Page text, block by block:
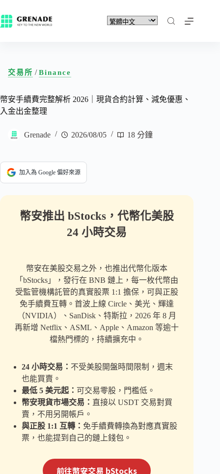
交易所 /Binance
幣安手續費完整解析 2026｜現貨合約計算、減免優惠、
入金出金整理
Grenade 2026/08/05 18 分鐘
加入為 Google 偏好來源
幣安推出 bStocks，代幣化美股
24 小時交易
幣安在美股交易之外，也推出代幣化版本
「bStocks」，發行在 BNB 鏈上，每一枚代幣由
受監管機構託管的真實股票 1:1 擔保，可與正股
免手續費互轉。首波上線 Circle、美光、輝達
（NVIDIA）、SanDisk、特斯拉，2026 年 8 月
再新增 Netflix、ASML、Apple、Amazon 等逾十
檔熱門標的，持續擴充中。
24 小時交易： 不受美股開盤時間限制，週末
也能買賣。
最低 5 美元起： 可交易零股，門檻低。
幣安現貨市場交易： 直接以 USDT 交易對買
賣，不用另開帳戶。
與正股 1:1 互轉： 免手續費轉換為對應真實股
票，也能提到自己的鏈上錢包。
前往幣安交易 bStocks